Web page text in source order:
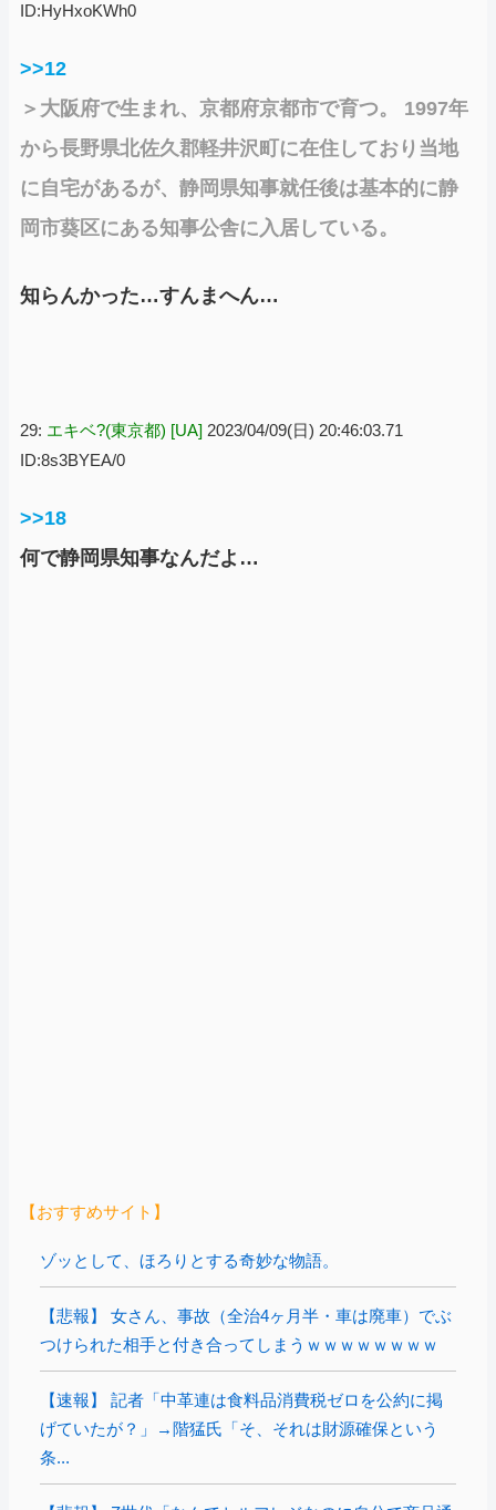
ID:HyHxoKWh0
>>12
＞大阪府で生まれ、京都府京都市で育つ。 1997年
から長野県北佐久郡軽井沢町に在住しており当地
に自宅があるが、静岡県知事就任後は基本的に静
岡市葵区にある知事公舎に入居している。
知らんかった…すんまへん…
29: エキベ?(東京都) [UA] 2023/04/09(日) 20:46:03.71
ID:8s3BYEA/0
>>18
何で静岡県知事なんだよ…
【おすすめサイト】
ゾッとして、ほろりとする奇妙な物語。
【悲報】 女さん、事故（全治4ヶ月半・車は廃車）でぶ
つけられた相手と付き合ってしまうｗｗｗｗｗｗｗｗ
【速報】 記者「中革連は食料品消費税ゼロを公約に掲
げていたが？」→階猛氏「そ、それは財源確保という
条...